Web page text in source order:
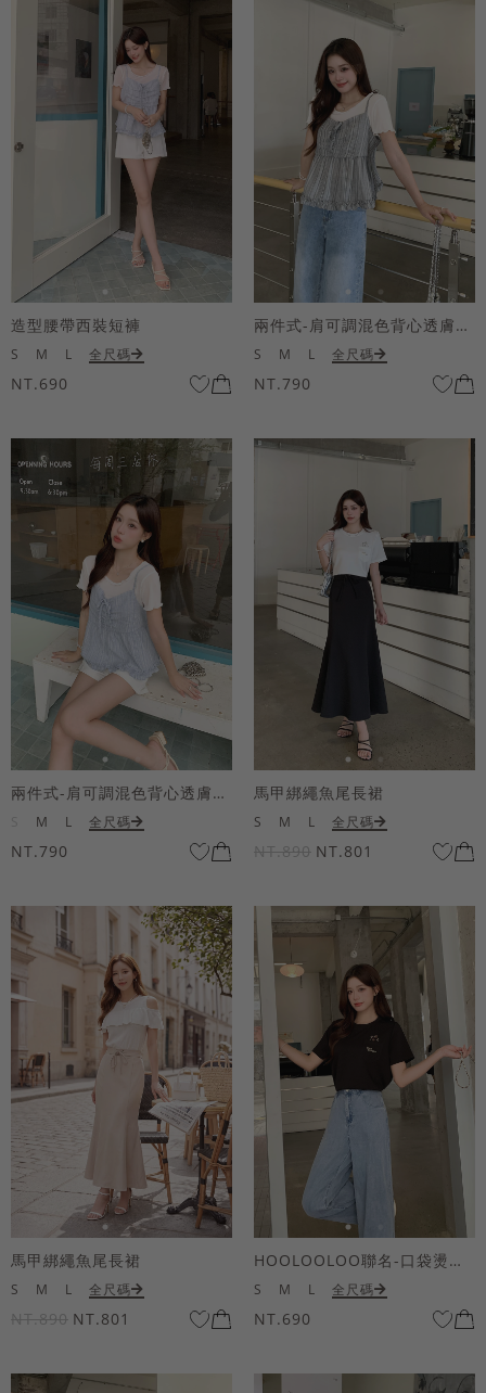
造型腰帶西裝短褲
S M L 全尺碼
NT.690
兩件式-肩可調混色背心透膚上衣套組
S M L 全尺碼
NT.790
兩件式-肩可調混色背心透膚上衣套組
M L 全尺碼
NT.790
馬甲綁繩魚尾長裙
S M L 全尺碼
NT.890 NT.801
馬甲綁繩魚尾長裙
S M L 全尺碼
NT.890 NT.801
HOOLOOLOO聯名-口袋燙金KUKU熊短袖上衣
S M L 全尺碼
NT.690